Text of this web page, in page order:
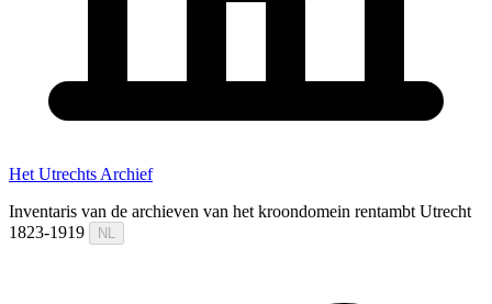
Het Utrechts Archief
Inventaris van de archieven van het kroondomein rentambt Utrecht
1823-1919
NL